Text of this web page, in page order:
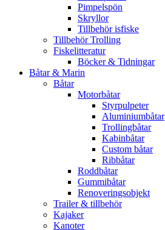
Pimpelspön
Skryllor
Tillbehör isfiske
Tillbehör Trolling
Fiskelitteratur
Böcker & Tidningar
Båtar & Marin
Båtar
Motorbåtar
Styrpulpeter
Aluminiumbåtar
Trollingbåtar
Kabinbåtar
Custom båtar
Ribbåtar
Roddbåtar
Gummibåtar
Renoveringsobjekt
Trailer & tillbehör
Kajaker
Kanoter